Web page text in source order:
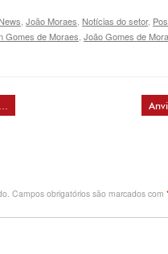
João Moraes Notícias do setor,
Gomes de Moraes João Gomes de
Campos obrigatórios são marcados com